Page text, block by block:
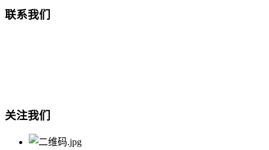
联系我们
关注我们